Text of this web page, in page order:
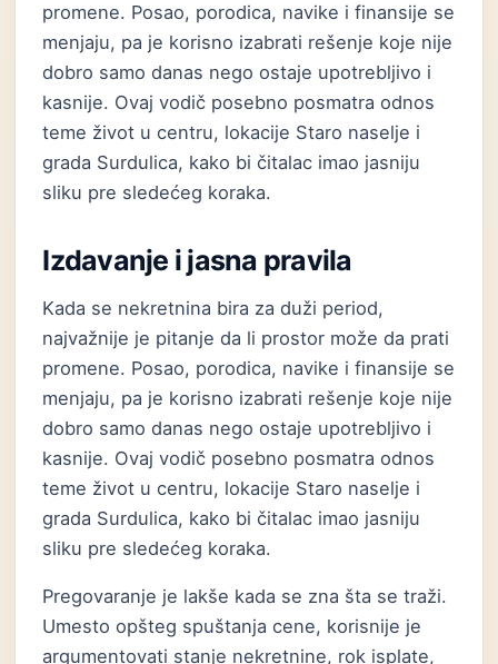
promene. Posao, porodica, navike i finansije se
menjaju, pa je korisno izabrati rešenje koje nije
dobro samo danas nego ostaje upotrebljivo i
kasnije. Ovaj vodič posebno posmatra odnos
teme život u centru, lokacije Staro naselje i
grada Surdulica, kako bi čitalac imao jasniju
sliku pre sledećeg koraka.
Izdavanje i jasna pravila
Kada se nekretnina bira za duži period,
najvažnije je pitanje da li prostor može da prati
promene. Posao, porodica, navike i finansije se
menjaju, pa je korisno izabrati rešenje koje nije
dobro samo danas nego ostaje upotrebljivo i
kasnije. Ovaj vodič posebno posmatra odnos
teme život u centru, lokacije Staro naselje i
grada Surdulica, kako bi čitalac imao jasniju
sliku pre sledećeg koraka.
Pregovaranje je lakše kada se zna šta se traži.
Umesto opšteg spuštanja cene, korisnije je
argumentovati stanje nekretnine, rok isplate,